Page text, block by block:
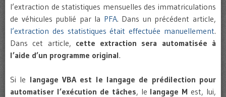
l’extraction de statistiques mensuelles des immatriculations
de véhicules publié par la PFA. Dans un précédent article,
l’extraction des statistiques était effectuée manuellement.
Dans cet article, cette extraction sera automatisée à
l’aide d’un programme original.
Si le langage VBA est le langage de prédilection pour
automatiser l’exécution de tâches, le langage M est, lui,